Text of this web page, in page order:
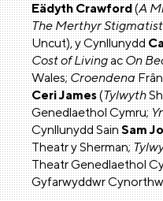
Eädyth Crawford(A
The Merthyr Stigmatist
Uncut), y Cynllunydd
Cost of LivingacOn
Wales;Croendena
Ceri James(Tylwyth
Genedlaethol Cymru;
Cynllunydd SainSam
Theatr y Sherman;
Theatr Genedlaethol
Gyfarwyddwr